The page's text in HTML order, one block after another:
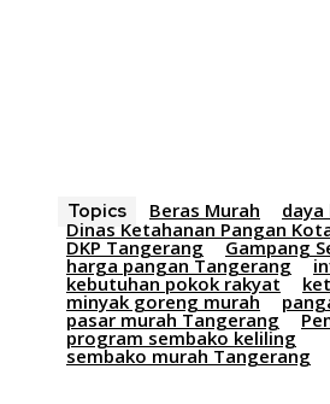
Topics Beras Murah
Dinas Ketahanan Pangan
DKP Tangerang Gampang
harga pangan Tangerang
kebutuhan pokok rakyat
minyak goreng murah
pasar murah Tangerang
program sembako keliling
sembako murah Tangerang